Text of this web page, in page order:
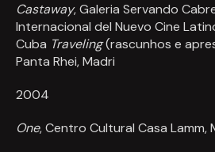
Castaway, Galeria Servando
Internacional del Nuevo Cine
Cuba Traveling(rascunhos e
Panta Rhei, Madri
2004
One, Centro Cultural Casa Lamm,